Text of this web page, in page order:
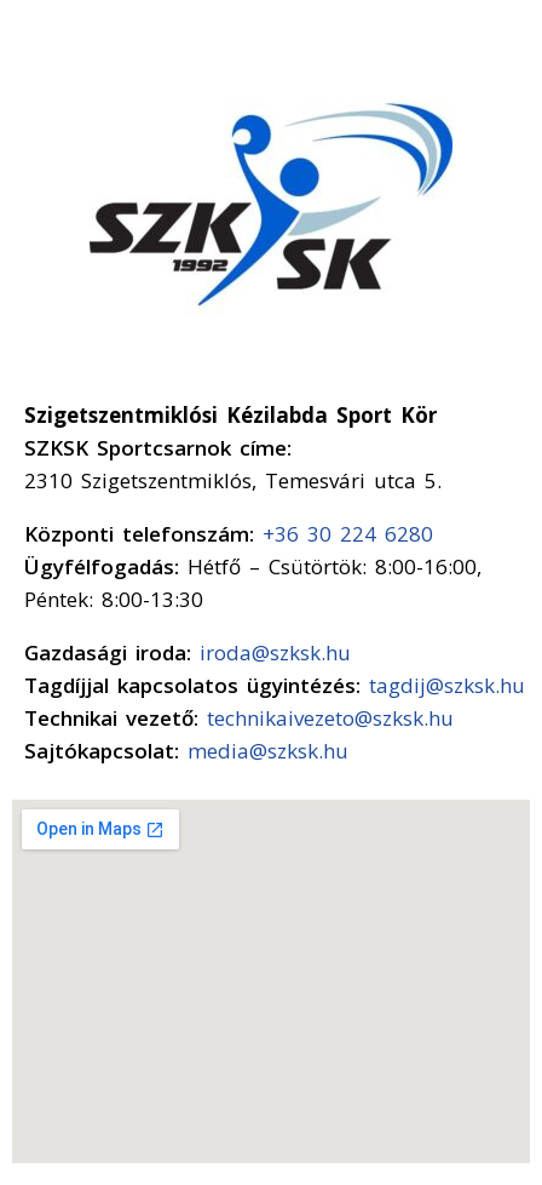
Szigetszentmiklósi Kézilabda Sport Kör
SZKSK Sportcsarnok címe:
2310 Szigetszentmiklós, Temesvári utca 5.
Központi telefonszám: +36 30 224 6280
Ügyfélfogadás: Hétfő – Csütörtök: 8:00-16:00,
Péntek: 8:00-13:30
Gazdasági iroda: iroda@szksk.hu
Tagdíjjal kapcsolatos ügyintézés: tagdij@szksk.hu
Technikai vezető: technikaivezeto@szksk.hu
Sajtókapcsolat: media@szksk.hu